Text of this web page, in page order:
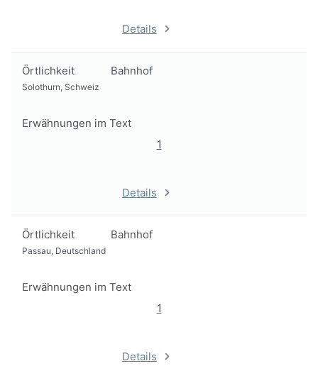
Details
Örtlichkeit Bahnhof
Solothurn, Schweiz
Erwähnungen im Text
1
Details
Örtlichkeit Bahnhof
Passau, Deutschland
Erwähnungen im Text
1
Details